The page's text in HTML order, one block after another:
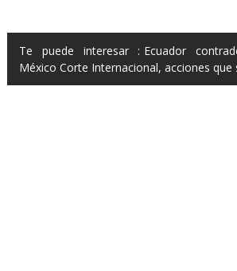
Te puede interesar : Ecuador
México Corte Internacional, acciones que